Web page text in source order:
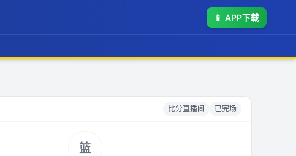
📱 APP下载
比分直播间 已完场
篮